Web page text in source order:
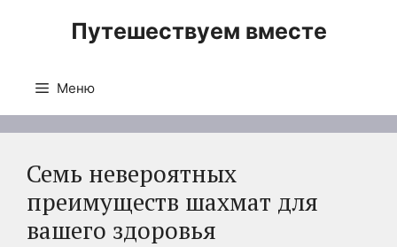
Путешествуем вместе
Меню
Семь невероятных
преимуществ шахмат для
вашего здоровья